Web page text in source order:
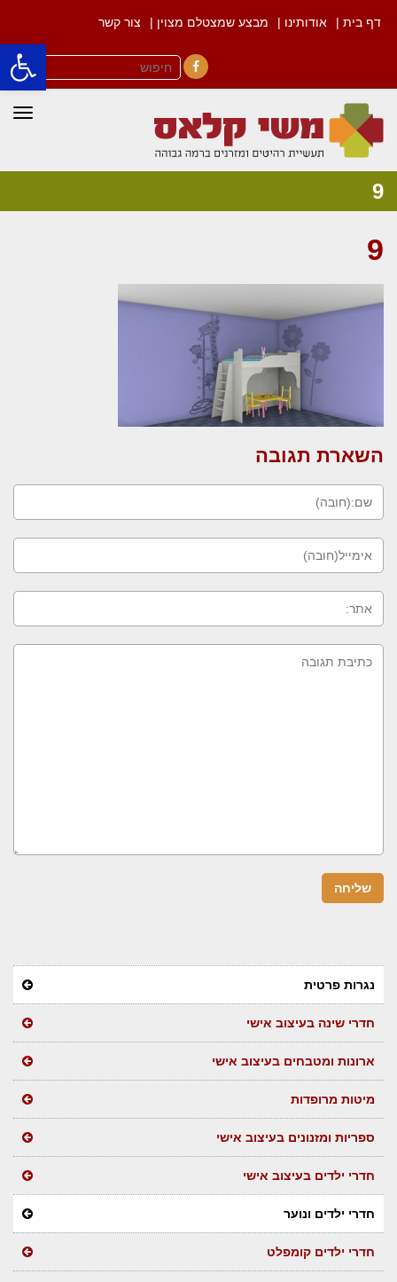
פתח
דף בית | אודותינו | מבצע שמצטלם מצוין | צור קשר
9
9
השארת תגובה
נגרות פרטית
חדרי שינה בעיצוב אישי
ארונות ומטבחים בעיצוב אישי
מיטות מרופדות
ספריות ומזנונים בעיצוב אישי
חדרי ילדים בעיצוב אישי
חדרי ילדים ונוער
חדרי ילדים קומפלט